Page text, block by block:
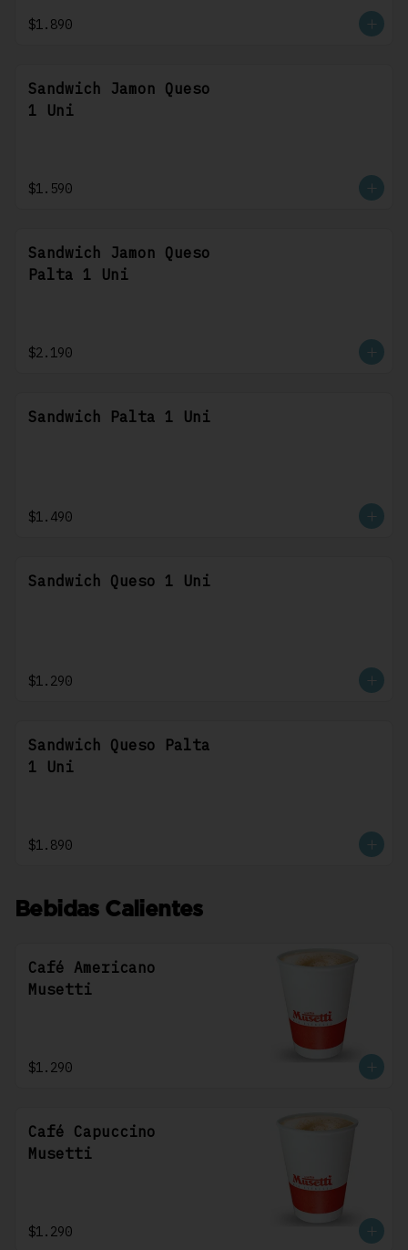
$1.890
Sandwich Jamon Queso
1 Uni
$1.590
Sandwich Jamon Queso
Palta 1 Uni
$2.190
Sandwich Palta 1 Uni
$1.490
Sandwich Queso 1 Uni
$1.290
Sandwich Queso Palta
1 Uni
$1.890
Bebidas Calientes
Café Americano
Musetti
$1.290
Café Capuccino
Musetti
$1.290